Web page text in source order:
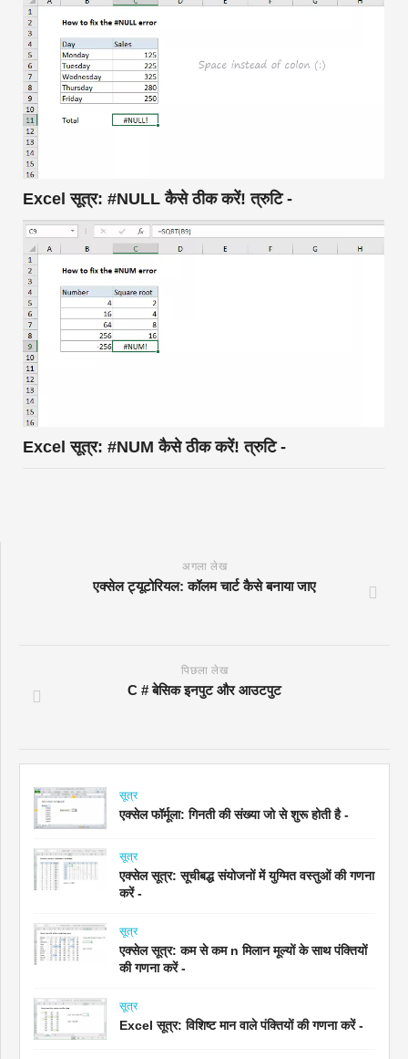
Excel सूत्र: #NULL कैसे ठीक करें! त्रुटि -
Excel सूत्र: #NUM कैसे ठीक करें! त्रुटि -
अगला लेख
एक्सेल ट्यूटोरियल: कॉलम चार्ट कैसे बनाया जाए
पिछला लेख
C # बेसिक इनपुट और आउटपुट
सूत्र
एक्सेल फॉर्मूला: गिनती की संख्या जो से शुरू होती है -
सूत्र
एक्सेल सूत्र: सूचीबद्ध संयोजनों में युग्मित वस्तुओं की गणना
करें -
सूत्र
एक्सेल सूत्र: कम से कम n मिलान मूल्यों के साथ पंक्तियों
की गणना करें -
सूत्र
Excel सूत्र: विशिष्ट मान वाले पंक्तियों की गणना करें -